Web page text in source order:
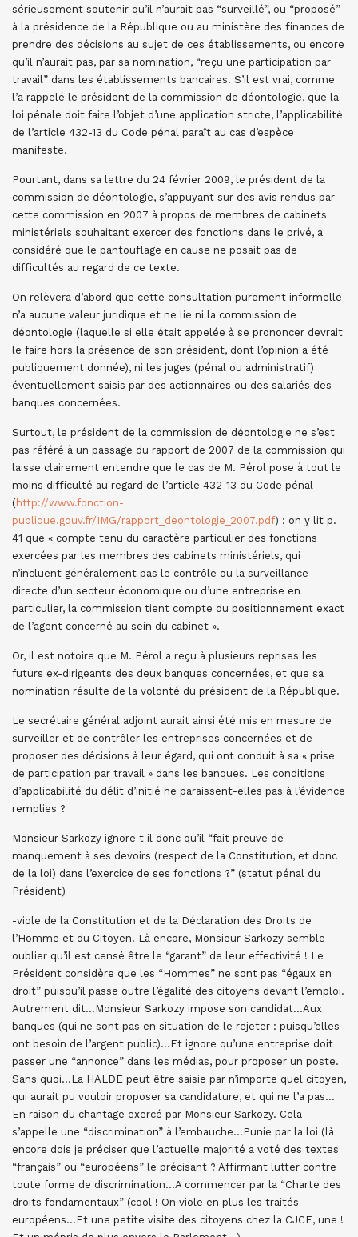
sérieusement soutenir qu’il n’aurait pas “surveillé”, ou “proposé”
à la présidence de la République ou au ministère des finances de
prendre des décisions au sujet de ces établissements, ou encore
qu’il n’aurait pas, par sa nomination, “reçu une participation par
travail” dans les établissements bancaires. S’il est vrai, comme
l’a rappelé le président de la commission de déontologie, que la
loi pénale doit faire l’objet d’une application stricte, l’applicabilité
de l’article 432-13 du Code pénal paraît au cas d’espèce
manifeste.
Pourtant, dans sa lettre du 24 février 2009, le président de la
commission de déontologie, s’appuyant sur des avis rendus par
cette commission en 2007 à propos de membres de cabinets
ministériels souhaitant exercer des fonctions dans le privé, a
considéré que le pantouflage en cause ne posait pas de
difficultés au regard de ce texte.
On relèvera d’abord que cette consultation purement informelle
n’a aucune valeur juridique et ne lie ni la commission de
déontologie (laquelle si elle était appelée à se prononcer devrait
le faire hors la présence de son président, dont l’opinion a été
publiquement donnée), ni les juges (pénal ou administratif)
éventuellement saisis par des actionnaires ou des salariés des
banques concernées.
Surtout, le président de la commission de déontologie ne s’est
pas référé à un passage du rapport de 2007 de la commission qui
laisse clairement entendre que le cas de M. Pérol pose à tout le
moins difficulté au regard de l’article 432-13 du Code pénal
( http://www.fonction-
publique.gouv.fr/IMG/rapport_deontologie_2007.pdf) : on y lit p.
41 que « compte tenu du caractère particulier des fonctions
exercées par les membres des cabinets ministériels, qui
n’incluent généralement pas le contrôle ou la surveillance
directe d’un secteur économique ou d’une entreprise en
particulier, la commission tient compte du positionnement exact
de l’agent concerné au sein du cabinet ».
Or, il est notoire que M. Pérol a reçu à plusieurs reprises les
futurs ex-dirigeants des deux banques concernées, et que sa
nomination résulte de la volonté du président de la République.
Le secrétaire général adjoint aurait ainsi été mis en mesure de
surveiller et de contrôler les entreprises concernées et de
proposer des décisions à leur égard, qui ont conduit à sa « prise
de participation par travail » dans les banques. Les conditions
d’applicabilité du délit d’initié ne paraissent-elles pas à l’évidence
remplies ?
Monsieur Sarkozy ignore t il donc qu’il “fait preuve de
manquement à ses devoirs (respect de la Constitution, et donc
de la loi) dans l’exercice de ses fonctions ?” (statut pénal du
Président)
-viole de la Constitution et de la Déclaration des Droits de
l’Homme et du Citoyen. Là encore, Monsieur Sarkozy semble
oublier qu’il est censé être le “garant” de leur effectivité ! Le
Président considère que les “Hommes” ne sont pas “égaux en
droit” puisqu’il passe outre l’égalité des citoyens devant l’emploi.
Autrement dit…Monsieur Sarkozy impose son candidat…Aux
banques (qui ne sont pas en situation de le rejeter : puisqu’elles
ont besoin de l’argent public)…Et ignore qu’une entreprise doit
passer une “annonce” dans les médias, pour proposer un poste.
Sans quoi…La HALDE peut être saisie par n’importe quel citoyen,
qui aurait pu vouloir proposer sa candidature, et qui ne l’a pas…
En raison du chantage exercé par Monsieur Sarkozy. Cela
s’appelle une “discrimination” à l’embauche…Punie par la loi (là
encore dois je préciser que l’actuelle majorité a voté des textes
“français” ou “européens” le précisant ? Affirmant lutter contre
toute forme de discrimination…A commencer par la “Charte des
droits fondamentaux” (cool ! On viole en plus les traités
européens…Et une petite visite des citoyens chez la CJCE, une !